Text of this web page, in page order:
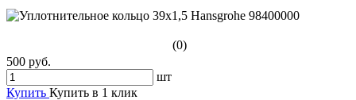
(0)
500 руб.
шт
Купить Купить в 1 клик